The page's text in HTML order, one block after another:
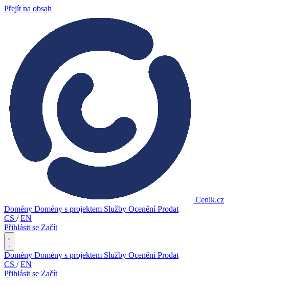
Přejít na obsah
Cenik.cz
Domény Domény s projektem Služby OceněníProdat
CS / EN
Přihlásit se Začít
Domény Domény s projektem Služby OceněníProdat
CS / EN
Přihlásit se Začít